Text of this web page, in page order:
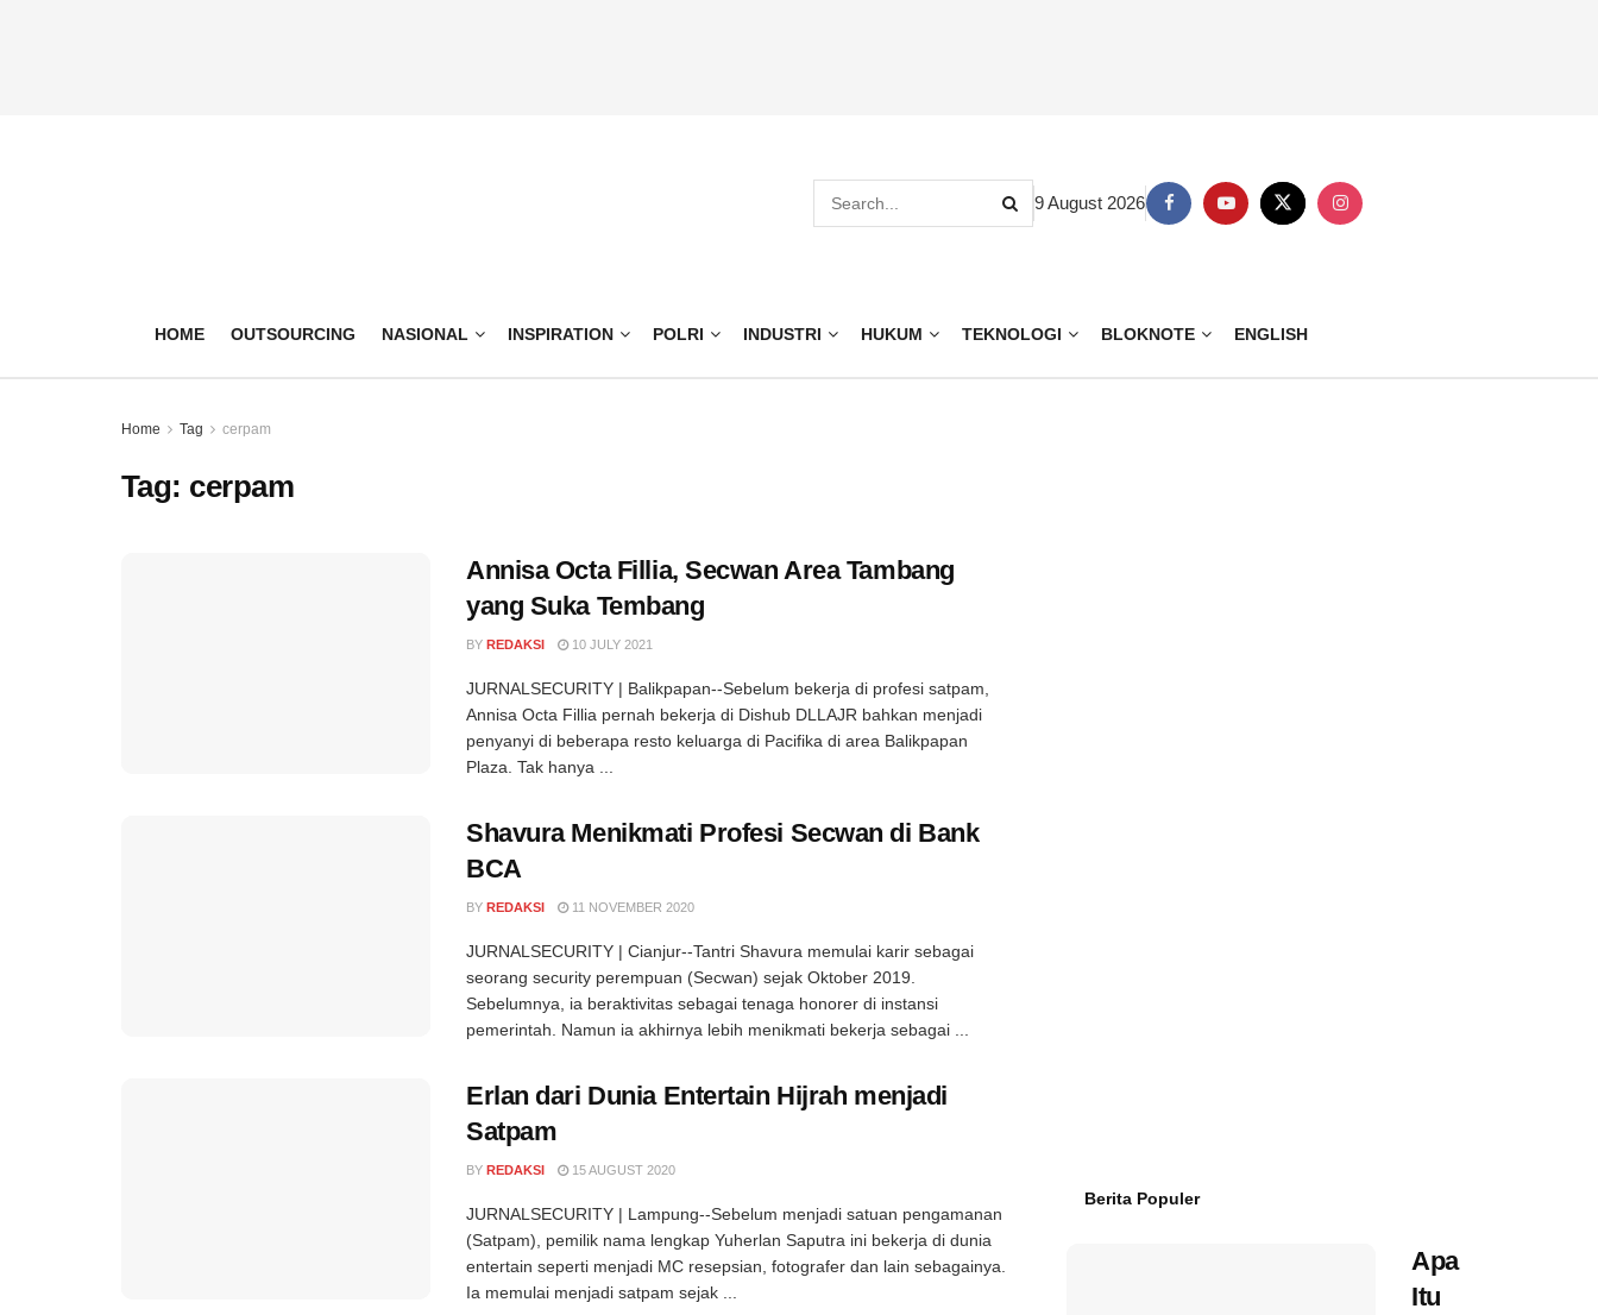
9 August 2026
HOME OUTSOURCING NASIONAL INSPIRATION POLRI INDUSTRI HUKUM TEKNOLOGI BLOKNOTE ENGLISH
Home Tag cerpam
Tag: cerpam
Annisa Octa Fillia, Secwan Area Tambang
yang Suka Tembang
BY REDAKSI 10 JULY 2021
JURNALSECURITY | Balikpapan--Sebelum bekerja di profesi satpam,
Annisa Octa Fillia pernah bekerja di Dishub DLLAJR bahkan menjadi
penyanyi di beberapa resto keluarga di Pacifika di area Balikpapan
Plaza. Tak hanya ...
Shavura Menikmati Profesi Secwan di Bank
BCA
BY REDAKSI 11 NOVEMBER 2020
JURNALSECURITY | Cianjur--Tantri Shavura memulai karir sebagai
seorang security perempuan (Secwan) sejak Oktober 2019.
Sebelumnya, ia beraktivitas sebagai tenaga honorer di instansi
pemerintah. Namun ia akhirnya lebih menikmati bekerja sebagai ...
Erlan dari Dunia Entertain Hijrah menjadi
Satpam
BY REDAKSI 15 AUGUST 2020
JURNALSECURITY | Lampung--Sebelum menjadi satuan pengamanan
(Satpam), pemilik nama lengkap Yuherlan Saputra ini bekerja di dunia
entertain seperti menjadi MC resepsian, fotografer dan lain sebagainya.
Ia memulai menjadi satpam sejak ...
Berita Populer
Apa
Itu